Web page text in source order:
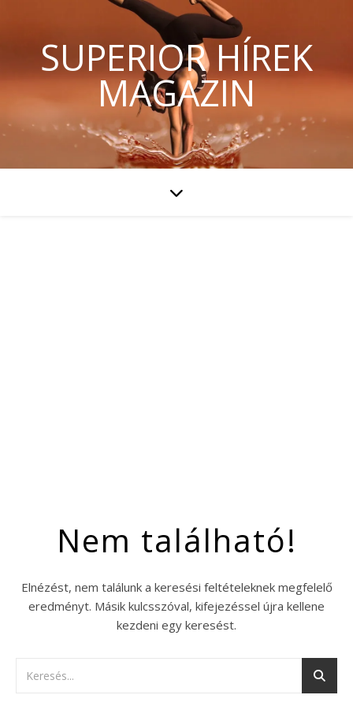
SUPERIOR HÍREK
MAGAZIN
Nem található!
Elnézést, nem találunk a keresési feltételeknek megfelelő
eredményt. Másik kulcsszóval, kifejezéssel újra kellene
kezdeni egy keresést.